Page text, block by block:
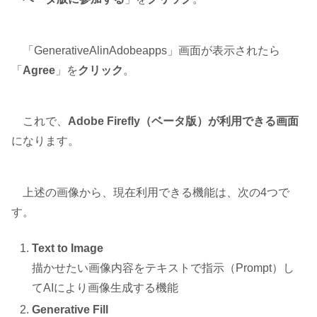
「GenerativeAlinAdobeapps」画面が表示されたら
「 Agree 」をクリック 。
これで、 Adobe Firefly（ベータ版）が利用できる画面
になります。
上述の画像から、現在利用できる機能は、次の4つで
す。
Text to Image
描かせたい画像内容をテキストで指示（Prompt）し
てAIにより画像生成する機能
Generative Fill